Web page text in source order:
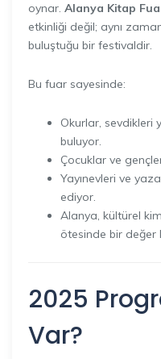
oynar. Alanya Kitap
etkinliği değil; aynı
buluştuğu bir festivaldir.
Bu fuar sayesinde:
Okurlar, sevdikleri
buluyor.
Çocuklar ve
Yayınevleri ve
ediyor.
Alanya, kültürel
ötesinde bir değer
2025
Var?